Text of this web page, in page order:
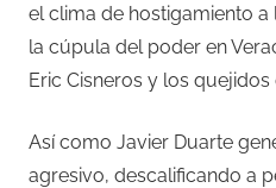
el clima de hostigamiento
la cúpula del poder en
Eric Cisneros y los quejidos
Así como Javier Duarte
agresivo, descalificando a